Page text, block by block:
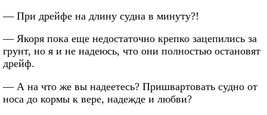
— При дрейфе на длину судна в минуту?!
— Якоря пока еще недостаточно крепко зацепились за
грунт, но я и не надеюсь, что они полностью остановят
дрейф.
— А на что же вы надеетесь? Пришвартовать судно от
носа до кормы к вере, надежде и любви?